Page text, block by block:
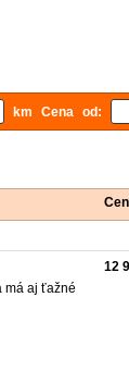
km Cena od:
má aj ťažné
12